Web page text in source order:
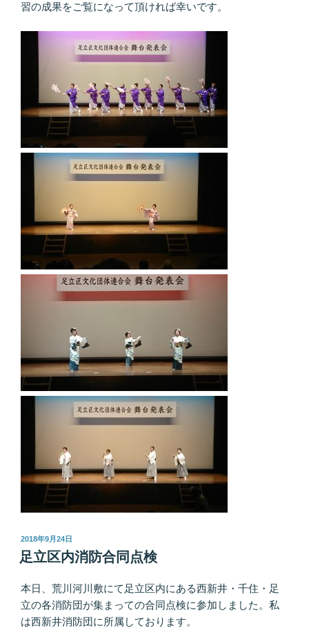
習の成果をご覧になって頂ければ幸いです。
投
稿
日:
2018年9月24日
足立区内消防合同点検
本日、荒川河川敷にて足立区内にある西新井・千住・足
立の各消防団が集まっての合同点検に参加しました。私
は西新井消防団に所属しております。